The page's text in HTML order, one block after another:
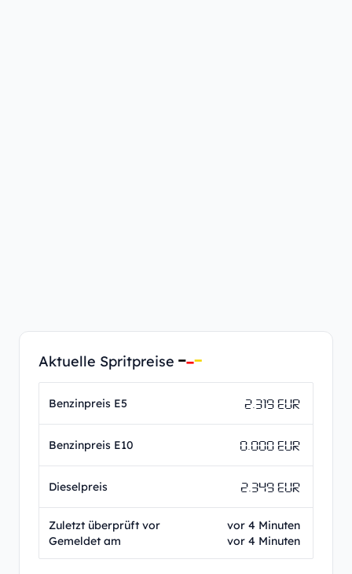
Aktuelle Spritpreise
Benzinpreis E5 2.319 EUR
Benzinpreis E10 0.000 EUR
Dieselpreis 2.349 EUR
Zuletzt überprüft vor
Gemeldet am
vor 4 Minuten
vor 4 Minuten